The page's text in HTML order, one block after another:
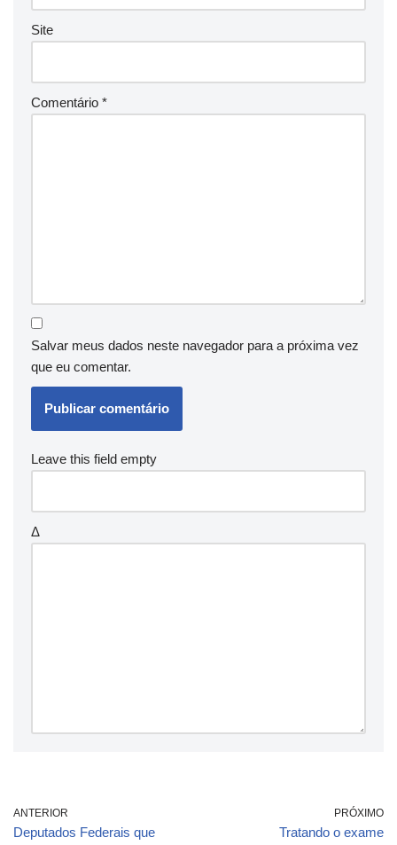
Site
Comentário *
Salvar meus dados neste navegador para a próxima vez
que eu comentar.
Leave this field empty
Δ
ANTERIOR
Deputados Federais que
PRÓXIMO
Tratando o exame